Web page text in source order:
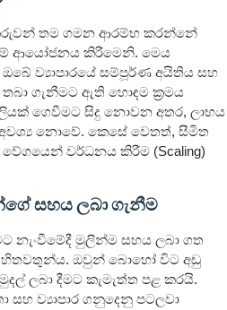
තම ගමන ආරම්භ කරන්නේ
ආයෝජනය කිරීමෙනි. මෙය
ඔබේ ව්‍යාපාරයේ සම්පූර්ණ අයිතිය සහ
ගැනීමට ඇති හොඳම ක්‍රමය
ගෙවීමට සිදු නොවන අතර, ලාභය
නොවේ. කෙසේ වෙතත්, සීමිත
වේගයෙන් වර්ධනය කිරීම (Scaling)
සහය ලබා ගැනීම
නැංවීමේදී මුලින්ම සහය ලබා ගත
හිතවතුන්ය. ඔවුන් බොහෝ විට අඩු
ලබා දීමට කැමැත්ත පළ කරයි.
ව්‍යාපාර ගනුදෙනු පටලවා